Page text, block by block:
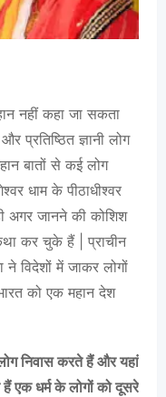
नहीं कहा जा सकता
प्रतिष्ठित ज्ञानी लोग
बातों से कई लोग
धाम के पीठाधीश्वर
अगर जानने की कोशिश
कर चुके हैं | प्राचीन
ने विदेशों में जाकर लोगों
को एक महान देश
निवास करते हैं और यहां
एक धर्म के लोगों को दूसरे